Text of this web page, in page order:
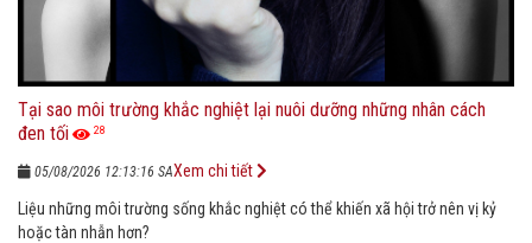
Tại sao môi trường khắc nghiệt lại nuôi dưỡng những nhân cách
đen tối
28
05/08/2026 12:13:16 SA
Liệu những môi trường sống khắc nghiệt có thể khiến xã hội trở nên vị kỷ
hoặc tàn nhẫn hơn?
Xem chi tiết